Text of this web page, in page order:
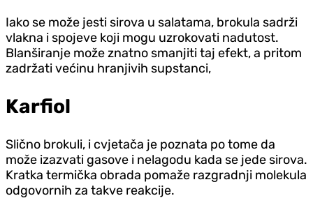
Iako se može jesti sirova u salatama, brokula sadrži
vlakna i spojeve koji mogu uzrokovati nadutost.
Blanširanje može znatno smanjiti taj efekt, a pritom
zadržati većinu hranjivih supstanci,
Karfiol
Slično brokuli, i cvjetača je poznata po tome da
može izazvati gasove i nelagodu kada se jede sirova.
Kratka termička obrada pomaže razgradnji molekula
odgovornih za takve reakcije.